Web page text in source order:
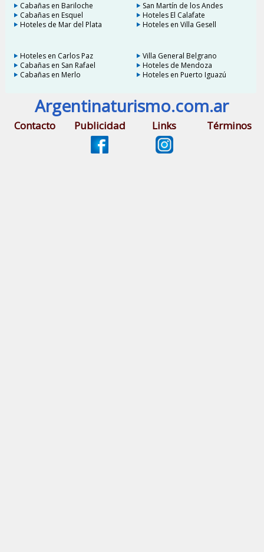
Cabañas en Bariloche
San Martín de los Andes
Cabañas en Esquel
Hoteles El Calafate
Hoteles de Mar del Plata
Hoteles en Villa Gesell
Hoteles en Carlos Paz
Villa General Belgrano
Cabañas en San Rafael
Hoteles de Mendoza
Cabañas en Merlo
Hoteles en Puerto Iguazú
Argentinaturismo.com.ar
Contacto Publicidad Links Términos